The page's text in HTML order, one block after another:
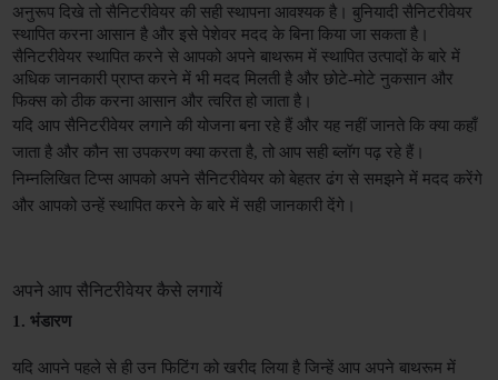
अनुरूप दिखे तो सैनिटरीवेयर की सही स्थापना आवश्यक है। बुनियादी सैनिटरीवेयर
स्थापित करना आसान है और इसे पेशेवर मदद के बिना किया जा सकता है।
सैनिटरीवेयर स्थापित करने से आपको अपने बाथरूम में स्थापित उत्पादों के बारे में
अधिक जानकारी प्राप्त करने में भी मदद मिलती है और छोटे-मोटे नुकसान और
फिक्स को ठीक करना आसान और त्वरित हो जाता है।
यदि आप सैनिटरीवेयर लगाने की योजना बना रहे हैं और यह नहीं जानते कि क्या कहाँ
जाता है और कौन सा उपकरण क्या करता है, तो आप सही ब्लॉग पढ़ रहे हैं।
निम्नलिखित टिप्स आपको अपने सैनिटरीवेयर को बेहतर ढंग से समझने में मदद करेंगे
और आपको उन्हें स्थापित करने के बारे में सही जानकारी देंगे।
अपने आप सैनिटरीवेयर कैसे लगायें
1. भंडारण
यदि आपने पहले से ही उन फिटिंग को खरीद लिया है जिन्हें आप अपने बाथरूम में